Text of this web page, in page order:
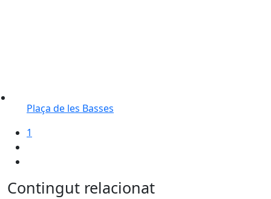
Plaça de les Basses
1
Contingut relacionat